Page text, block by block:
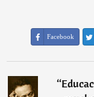
Facebook
“